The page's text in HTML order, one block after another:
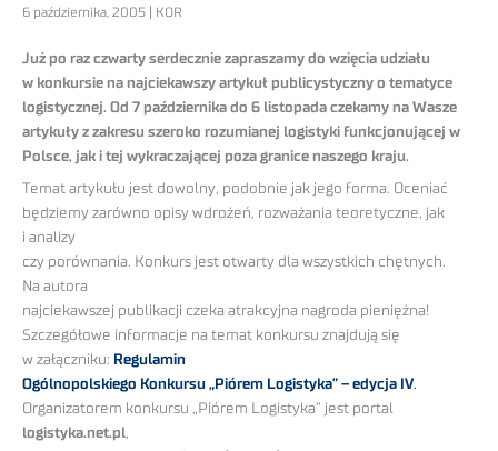
6 października, 2005 | KOR
Już po raz czwarty serdecznie zapraszamy do wzięcia udziału
w konkursie na najciekawszy artykuł publicystyczny o tematyce
logistycznej. Od 7 października do 6 listopada czekamy na Wasze
artykuły z zakresu szeroko rozumianej logistyki funkcjonującej w
Polsce, jak i tej wykraczającej poza granice naszego kraju.
Temat artykułu jest dowolny, podobnie jak jego forma. Oceniać
będziemy zarówno opisy wdrożeń, rozważania teoretyczne, jak
i analizy
czy porównania. Konkurs jest otwarty dla wszystkich chętnych.
Na autora
najciekawszej publikacji czeka atrakcyjna nagroda pieniężna!
Szczegółowe informacje na temat konkursu znajdują się
w załączniku: Regulamin
Ogólnopolskiego Konkursu „Piórem Logistyka” – edycja IV.
Organizatorem konkursu „Piórem Logistyka” jest portal
logistyka.net.pl,